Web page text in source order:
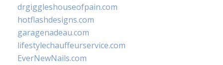
drgiggleshouseofpain.com
hotflashdesigns.com
garagenadeau.com
lifestylechauffeurservice.com
EverNewNails.com